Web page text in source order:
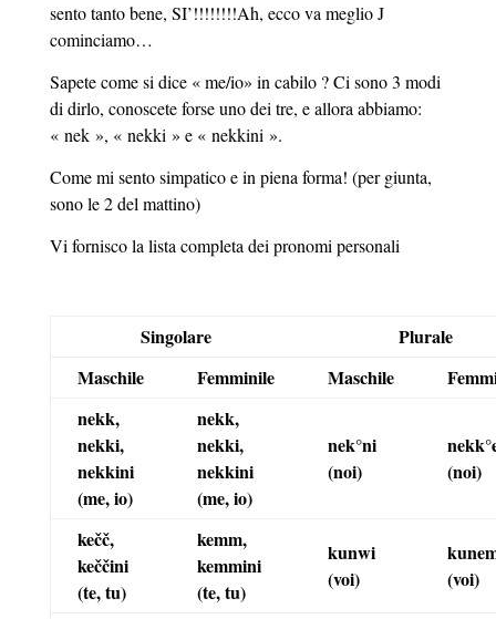
sento tanto bene, SI’!!!!!!!!Ah, ecco va meglio J
cominciamo…
Sapete come si dice « me/io» in cabilo ? Ci sono 3 modi
di dirlo, conoscete forse uno dei tre, e allora abbiamo:
« nek », « nekki » e « nekkini ».
Come mi sento simpatico e in piena forma! (per giunta,
sono le 2 del mattino)
Vi fornisco la lista completa dei pronomi personali
Singolare
Plurale
Maschile
Femminile Maschile
nekk,
nekki,
nekkini
(me, io)
nekk,
nekki,
nekkini
(me, io)
nek°ni
(noi)
(noi)
kečč,
keččini
(te, tu)
kemm,
kemmini
(te, tu)
kunwi
(voi)
(voi)